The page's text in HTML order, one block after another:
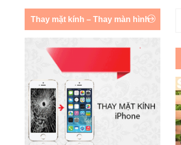
Thay mặt kính – Thay màn hình